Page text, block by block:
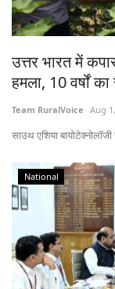
उत्तर भारत में
हमला, 10 वर्षों
Team RuralVoice Aug
साउथ एशिया
National